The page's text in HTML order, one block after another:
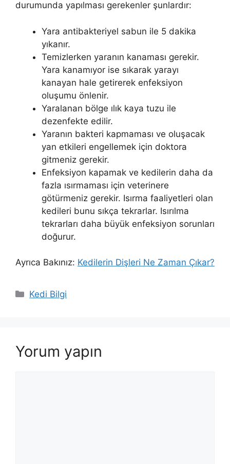
durumunda yapılması gerekenler şunlardır:
Yara antibakteriyel sabun ile 5 dakika
yıkanır.
Temizlerken yaranın kanaması gerekir.
Yara kanamıyor ise sıkarak yarayı
kanayan hale getirerek enfeksiyon
oluşumu önlenir.
Yaralanan bölge ılık kaya tuzu ile
dezenfekte edilir.
Yaranın bakteri kapmaması ve oluşacak
yan etkileri engellemek için doktora
gitmeniz gerekir.
Enfeksiyon kapamak ve kedilerin daha da
fazla ısırmaması için veterinere
götürmeniz gerekir. Isırma faaliyetleri olan
kedileri bunu sıkça tekrarlar. Isırılma
tekrarları daha büyük enfeksiyon sorunları
doğurur.
Ayrıca Bakınız: Kedilerin Dişleri Ne Zaman Çıkar?
Kategoriler
Kedi Bilgi
Yorum yapın